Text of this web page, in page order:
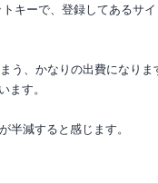
キーで、登録してあるサ
う、かなりの出費になりま
ます。
半減すると感じます。